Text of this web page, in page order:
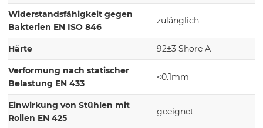
Widerstandsfähigkeit gegen
Bakterien EN ISO 846
zulänglich
Härte 92±3 Shore A
Verformung nach statischer
Belastung EN 433
<0.1mm
Einwirkung von Stühlen mit
Rollen EN 425
geeignet